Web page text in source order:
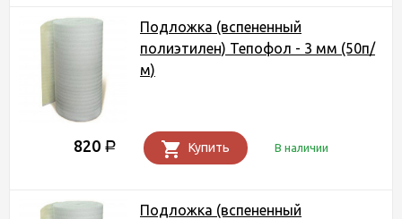
Подложка (вспененный
полиэтилен) Тепофол - 3 мм (50п/
м)
820 Р Купить В наличии
Подложка (вспененный